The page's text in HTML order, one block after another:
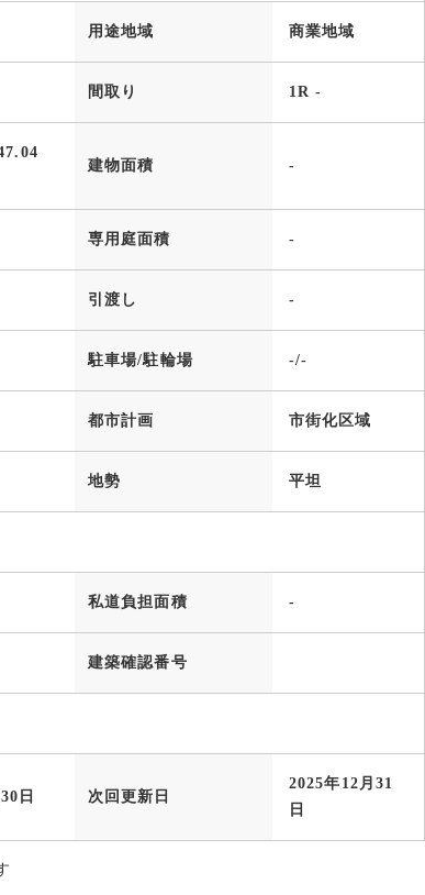
用途地域 商業地域
間取り 1R -
建物面積 -
専用庭面積 -
引渡し -
駐車場/駐輪場 -/-
都市計画 市街化区域
地勢 平坦
私道負担面積 -
建築確認番号
日 次回更新日
2025年12月31
日